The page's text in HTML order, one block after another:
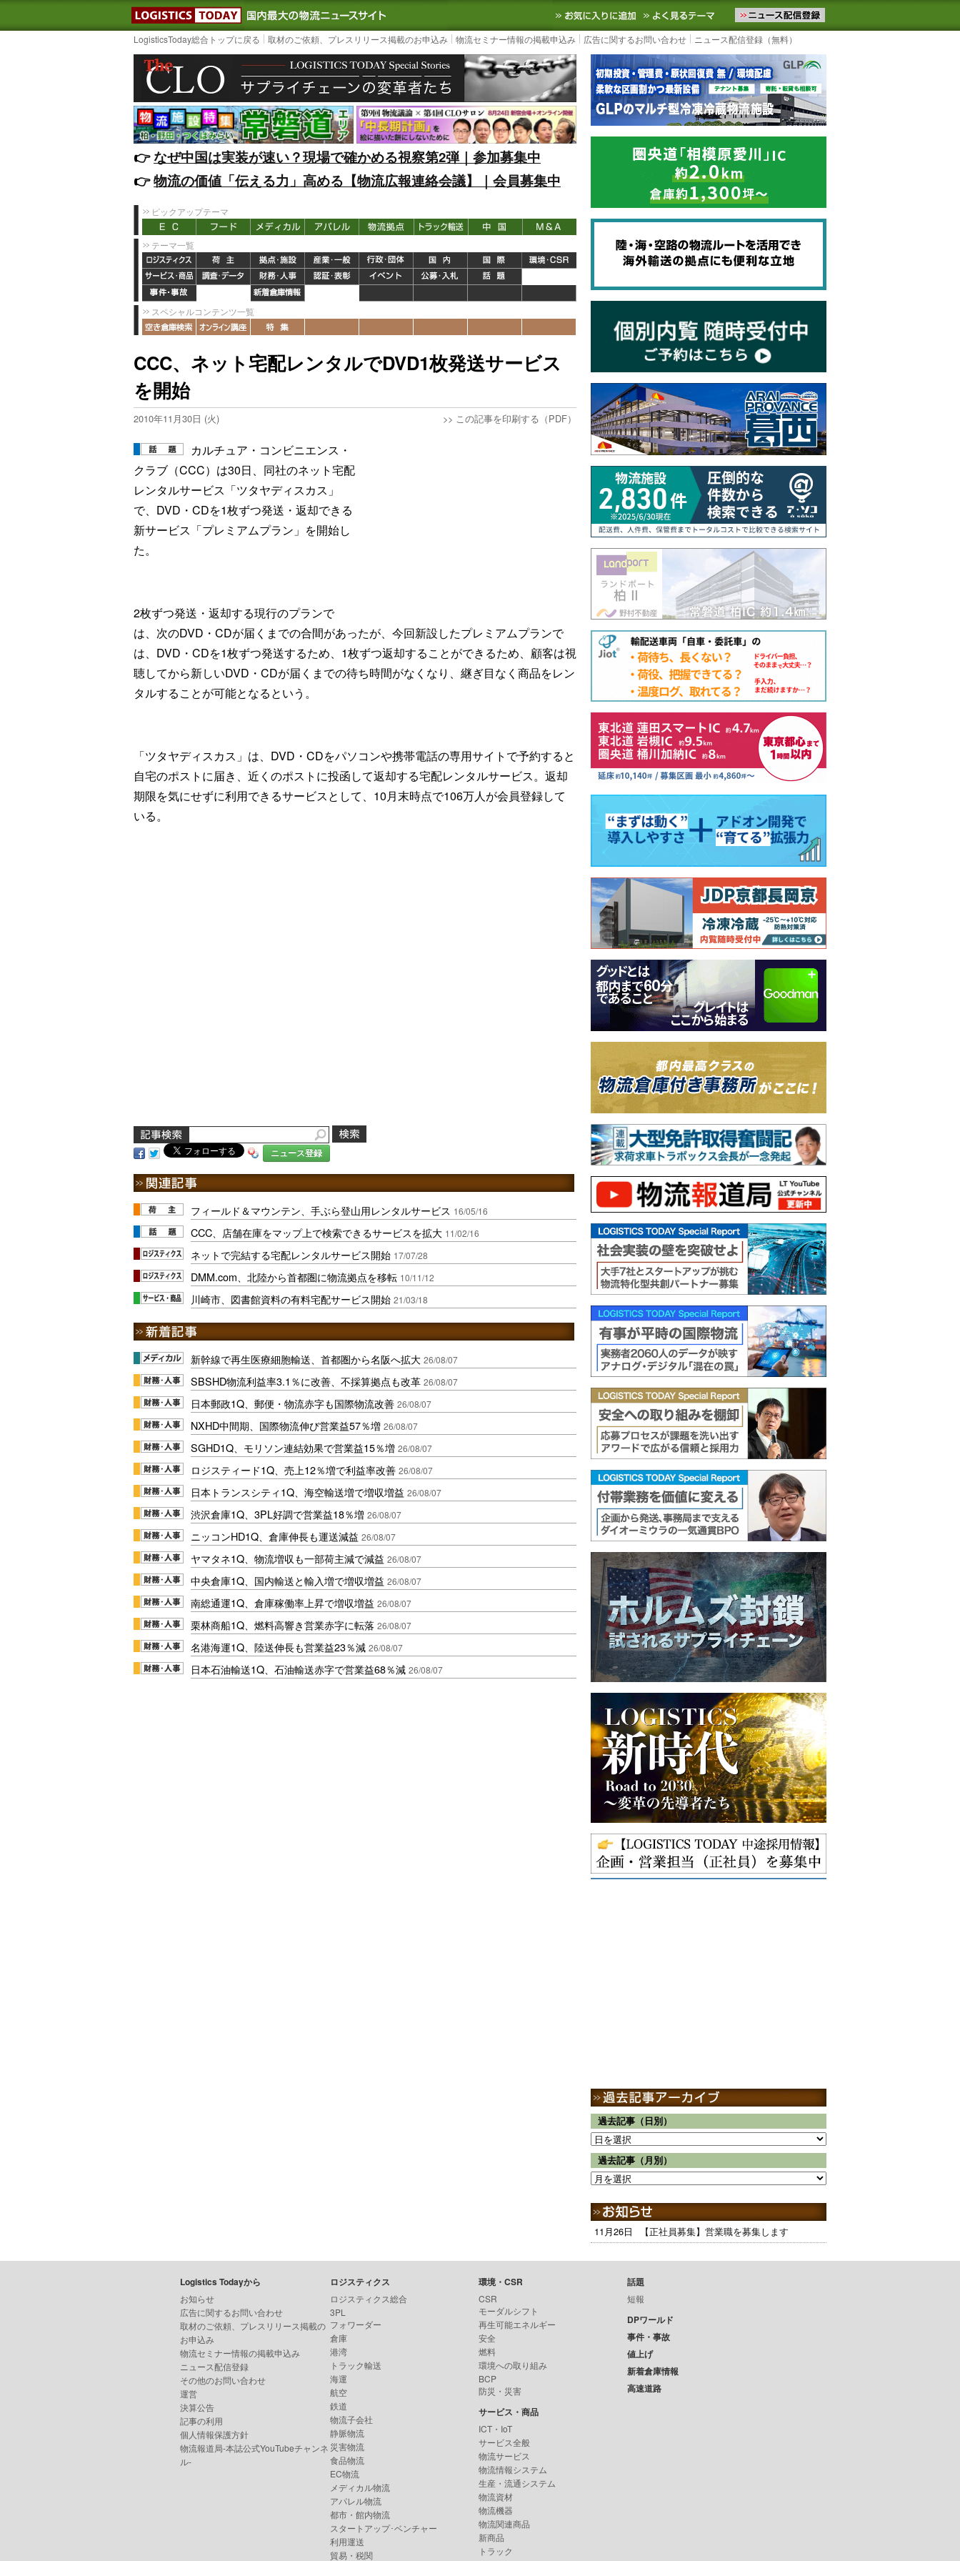
LOGISTICS TODAY｜国内最大の物流ニュースサイト3PL, SCMなど国内外の最新の物流ニュースをお届けします。物流ニュースメール配信を登録す
お気に入りに追加 よく見るテーマ
LogisticsToday総合トップに戻る 取材のご依頼、プレスリリース掲載のお申込み 物流セミナー情報の掲載申込み 広告に関するお問い合わせ ニュース配信登録（無料）
👉️なぜ中国は実装が速い？現場で確かめる視察第2弾｜参加募集中
👉️物流の価値「伝える力」高める【物流広報連絡会議】｜会員募集中
ピックアップテーマ
テーマ一覧
スペシャルコンテンツ一覧
CCC、ネット宅配レンタルでDVD1枚発送サービス
を開始
2010年11月30日 (火) >> この記事を印刷する（PDF）
カルチュア・コンビニエンス・
クラブ（CCC）は30日、同社のネット宅配
レンタルサービス「ツタヤディスカス」
で、DVD・CDを1枚ずつ発送・返却できる
新サービス「プレミアムプラン」を開始し
た。
2枚ずつ発送・返却する現行のプランで
は、次のDVD・CDが届くまでの合間があったが、今回新設したプレミアムプランで
は、DVD・CDを1枚ずつ発送するため、1枚ずつ返却することができるため、顧客は視
聴してから新しいDVD・CDが届くまでの待ち時間がなくなり、継ぎ目なく商品をレン
タルすることが可能となるという。
「ツタヤディスカス」は、DVD・CDをパソコンや携帯電話の専用サイトで予約すると
自宅のポストに届き、近くのポストに投函して返却する宅配レンタルサービス。返却
期限を気にせずに利用できるサービスとして、10月末時点で106万人が会員登録して
いる。
ニュース登録
フィールド＆マウンテン、手ぶら登山用レンタルサービス 16/05/16
CCC、店舗在庫をマップ上で検索できるサービスを拡大 11/02/16
ネットで完結する宅配レンタルサービス開始 17/07/28
DMM.com、北陸から首都圏に物流拠点を移転 10/11/12
川崎市、図書館資料の有料宅配サービス開始 21/03/18
新幹線で再生医療細胞輸送、首都圏から名阪へ拡大 26/08/07
SBSHD物流利益率3.1％に改善、不採算拠点も改革 26/08/07
日本郵政1Q、郵便・物流赤字も国際物流改善 26/08/07
NXHD中間期、国際物流伸び営業益57％増 26/08/07
SGHD1Q、モリソン連結効果で営業益15％増 26/08/07
ロジスティード1Q、売上12％増で利益率改善 26/08/07
日本トランスシティ1Q、海空輸送増で増収増益 26/08/07
渋沢倉庫1Q、3PL好調で営業益18％増 26/08/07
ニッコンHD1Q、倉庫伸長も運送減益 26/08/07
ヤマタネ1Q、物流増収も一部荷主減で減益 26/08/07
中央倉庫1Q、国内輸送と輸入増で増収増益 26/08/07
南総通運1Q、倉庫稼働率上昇で増収増益 26/08/07
栗林商船1Q、燃料高響き営業赤字に転落 26/08/07
名港海運1Q、陸送伸長も営業益23％減 26/08/07
日本石油輸送1Q、石油輸送赤字で営業益68％減 26/08/07
過去記事（日別）
過去記事（月別）
11月26日 【正社員募集】営業職を募集します
Logistics Todayから
お知らせ
広告に関するお問い合わせ
取材のご依頼、プレスリリース掲載の
お申込み
物流セミナー情報の掲載申込み
ニュース配信登録
その他のお問い合わせ
運営
決算公告
記事の利用
個人情報保護方針
物流報道局-本誌公式YouTubeチャンネ
ル-
ロジスティクス
ロジスティクス総合
3PL
フォワーダー
倉庫
港湾
トラック輸送
海運
航空
鉄道
物流子会社
静脈物流
災害物流
食品物流
EC物流
メディカル物流
アパレル物流
都市・館内物流
スタートアップ･ベンチャー
利用運送
貿易・税関
環境・CSR
CSR
モーダルシフト
再生可能エネルギー
安全
燃料
環境への取り組み
BCP
防災・災害
サービス・商品
ICT・IoT
サービス全般
物流サービス
物流情報システム
生産・流通システム
物流資材
物流機器
物流関連商品
新商品
トラック
話題
短報
DPワールド
事件・事故
値上げ
新着倉庫情報
高速道路